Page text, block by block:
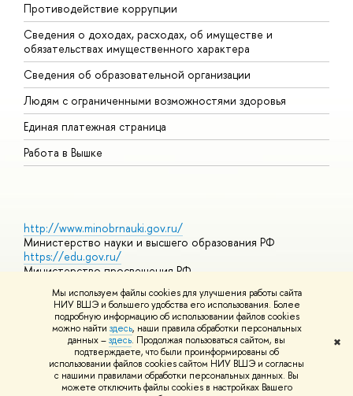
Мы используем файлы cookies для улучшения работы сайта
НИУ ВШЭ и большего удобства его использования. Более
подробную информацию об использовании файлов cookies
можно найти здесь, наши правила обработки персональных
данных –здесь. Продолжая пользоваться сайтом, вы
подтверждаете, что были проинформированы об
использовании файлов cookies сайтом НИУ ВШЭ и согласны
с нашими правилами обработки персональных данных. Вы
можете отключить файлы cookies в настройках Вашего
✖
Противодействие коррупции
Сведения о доходах, расходах, об имуществе и
обязательствах имущественного характера
Сведения об образовательной организации
Людям с ограниченными возможностями здоровья
Единая платежная страница
Работа в Вышке
http://www.minobrnauki.gov.ru/
Министерство науки и высшего образования РФ
https://edu.gov.ru/
Министерство просвещения РФ
https://elearning.hse.ru/mooc
Массовые открытые онлайн-курсы
© НИУ ВШЭ 1993–2026 Адреса и контактыУсловия
использования материалов Политика конфиденциальности
Шрифты HSE Sans и HSE Slab разработаны вШколе дизайна НИУ